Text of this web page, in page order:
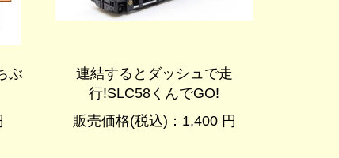
ぶ
連結するとダッシュで走
行!SLC58くんでGO!
販売価格(税込)：1,400 円